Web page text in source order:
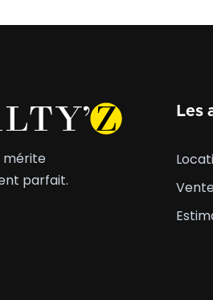
mérite
parfait.
Les